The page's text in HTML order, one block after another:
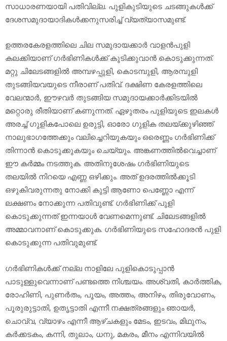
സാധാരണയായി പതിവില്ല. പുളികുടിയുടെ ചടങ്ങുകള്‍ക്ക്
ദേശസമുദായാദികള്‍ക്കനുസരിച്ച് വ്യത്യാസമുണ്ട്.
ഉത്തരകേരളത്തിലെ ചില സമുദായക്കാര്‍ വാളന്‍പുളി
കലക്കിയാണ് ഗര്‍ഭിണികള്‍ക്ക് കുടിക്കുവാന്‍ കൊടുക്കുന്നത്.
മറ്റു ചിലേടങ്ങളില്‍ അമ്പഴപ്പുളി, കൊടമ്പുളി, ആരമ്പുളി
തുടങ്ങിയവയുടെ നീരാണ് പതിവ്. ദക്ഷിണ കേരളത്തിലെ
വേലന്മാര്‍, ഈഴവര്‍ തുടങ്ങിയ സമുദായക്കാര്‍ക്കിടയില്‍
മറ്റൊരു രീതിയാണ് കണുന്നത്. ഏഴുതരം പുളിയുടെ ഇലകള്‍
അരച്ച് ഗുളികപോലെ ഉരുട്ടി, ഓരോ ഗുളിക തലയ്ക്കുഴിഞ്ഞ്
നാലുഭാഗത്തേക്കും വലിച്ചെറിയുകയും ഒരെണ്ണം ഗര്‍ഭിണിക്ക്
തിന്നാന്‍ കൊടുക്കുകയും ചെയ്യും. അങ്കണത്തില്‍വെച്ചാണ്
ഈ കര്‍മ്മം നടത്തുക. അതിനുശേഷം ഗര്‍ഭിണിയുടെ
തലയില്‍ നിറയെ എണ്ണ ഒഴിക്കും. അത് ഉദരത്തില്‍ക്കൂടി
ഒഴുകിവരുന്നതു നോക്കി കുട്ടി ആണോ പെണ്ണോ എന്ന്
ലക്ഷണം നോക്കുന്ന പതിവുണ്ട്. ഗര്‍ഭിണിക്ക് പുളി
കൊടുക്കുന്നത് ഇന്നയാള്‍ വേണമെന്നുണ്ട്. ചിലേടങ്ങളില്‍
അമ്മാവനാണ് കൊടുക്കുക. ഗര്‍ഭിണിയുടെ സഹോദരന്‍ പുളി
കൊടുക്കുന്ന പതിവുമുണ്ട്.
ഗര്‍ഭിണികള്‍ക്ക് നല്ല നാളിലേ പുളികൊടുപ്പാന്‍
പാടുള്ളുവെന്നാണ് പണ്ടത്തെ നിശ്ചയം. അശ്വതി, കാര്‍ത്തിക,
രോഹിണി, പുണര്‍തം, പൂയം, അത്തം, അനിഴം, തിരുവോണം,
പൂരുരുട്ടാതി, ഉതൃട്ടാതി എന്നീ നക്ഷത്രങ്ങളും ഞായര്‍,
ചൊവ്വ, വ്യാഴം എന്നീ ആഴ്ചകളും മേടം, ഇടവം, മിഥുനം,
കര്‍ക്കടകം, കന്നി, തുലാം, ധനു, മകരം, മീനം എന്നിവയില്‍